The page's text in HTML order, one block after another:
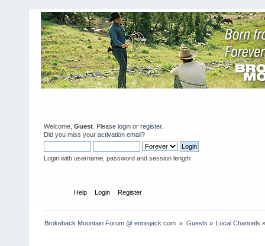
Welcome, Guest . Please login or register.
Did you miss your activation email?
Login with username, password and session length
Help Login Register
Brokeback Mountain Forum @ ennisjack.com » Guests » Local Channels »